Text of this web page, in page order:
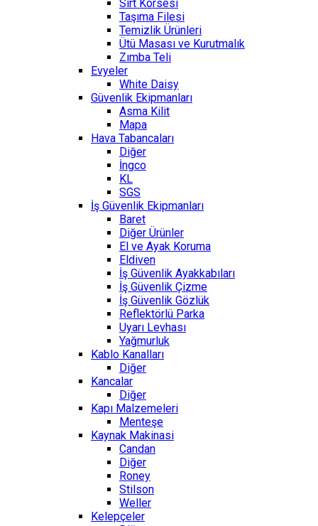
Sırt Korsesi
Taşıma Filesi
Temizlik Ürünleri
Ütü Masası ve Kurutmalık
Zımba Teli
Evyeler
White Daisy
Güvenlik Ekipmanları
Asma Kilit
Mapa
Hava Tabancaları
Diğer
İngco
KL
SGS
İş Güvenlik Ekipmanları
Baret
Diğer Ürünler
El ve Ayak Koruma
Eldiven
İş Güvenlik Ayakkabıları
İş Güvenlik Çizme
İş Güvenlik Gözlük
Reflektörlü Parka
Uyarı Levhası
Yağmurluk
Kablo Kanalları
Diğer
Kancalar
Diğer
Kapı Malzemeleri
Menteşe
Kaynak Makinasi
Candan
Diğer
Roney
Stilson
Weller
Kelepçeler